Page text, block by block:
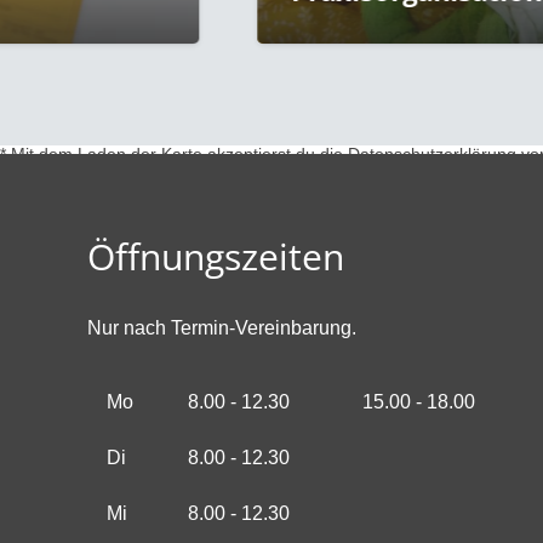
* Mit dem Laden der Karte akzeptierst du die Datenschutzerklärung
Öffnungszeiten
Nur nach Termin-Vereinbarung.
Mo 8.00 - 12.30 15.00 - 18.00
Di 8.00 - 12.30
Mi 8.00 - 12.30